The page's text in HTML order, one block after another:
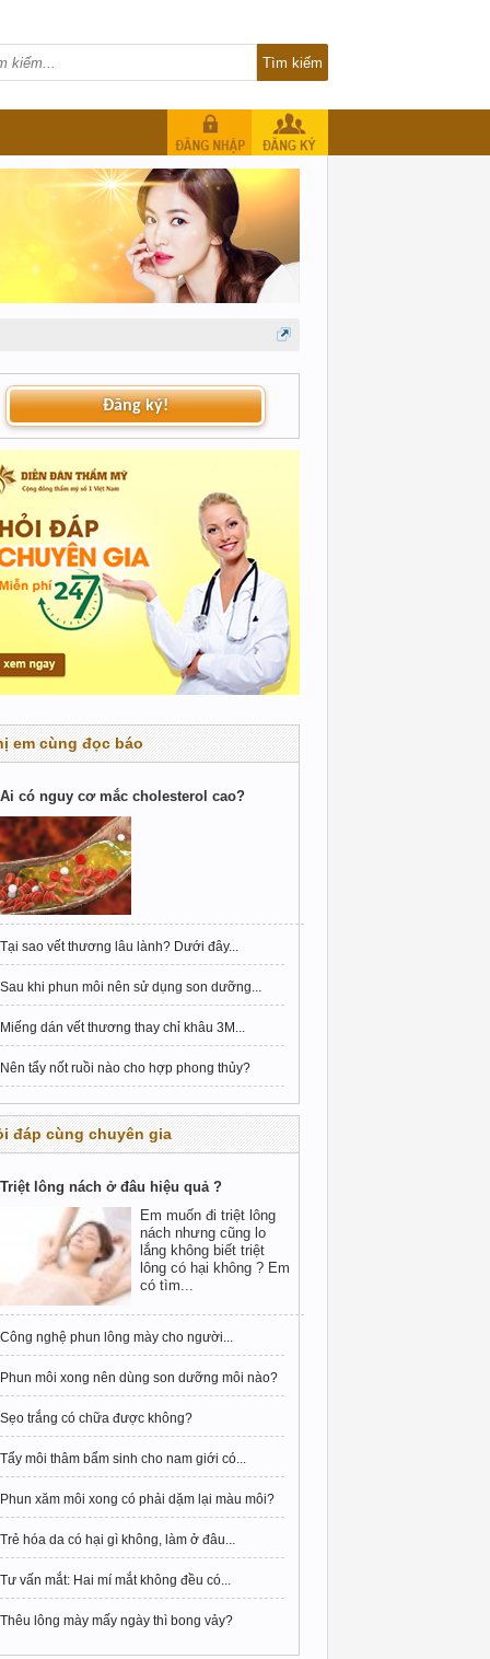
Đăng ký!
em cùng đọc báo
Ai có nguy cơ mắc cholesterol cao?
Tại sao vết thương lâu lành? Dưới đây...
Sau khi phun môi nên sử dụng son dưỡng...
Miếng dán vết thương thay chỉ khâu 3M...
Nên tẩy nốt ruồi nào cho hợp phong thủy?
đáp cùng chuyên gia
Triệt lông nách ở đâu hiệu quả ?
Em muốn đi triệt lông
nách nhưng cũng lo
lắng không biết triệt
lông có hại không ? Em
có tìm...
Công nghệ phun lông mày cho người...
Phun môi xong nên dùng son dưỡng môi nào?
Sẹo trắng có chữa được không?
Tẩy môi thâm bẩm sinh cho nam giới có...
Phun xăm môi xong có phải dặm lại màu môi?
Trẻ hóa da có hại gì không, làm ở đâu...
Tư vấn mắt: Hai mí mắt không đều có...
Thêu lông mày mấy ngày thì bong vảy?